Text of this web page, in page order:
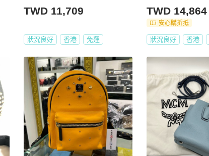
您向日本 Brand Street 購買，我方協助進行鑑
利，Brand Street 是日本老牌中古店，對於品
意依照本服務約定條款及相關網頁上所載明的
灣統一發票，以電子發票形式寄至買家提供
TWD 11,709
狀況良好 香港 免運
TWD 14,864
安心購折抵
狀況良好 香港